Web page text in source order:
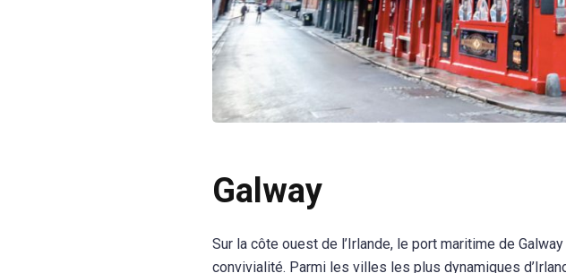
Galway
Sur la côte ouest de l’Irlande, le port maritime de
convivialité. Parmi les villes les plus dynamiques